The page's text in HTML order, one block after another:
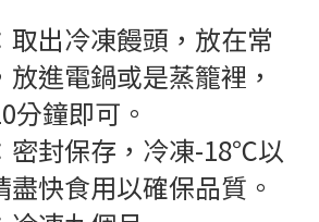
出冷凍饅頭，放在常
進電鍋或是蒸籠裡，
分鐘即可。
封保存，冷凍-18℃以
快食用以確保品質。